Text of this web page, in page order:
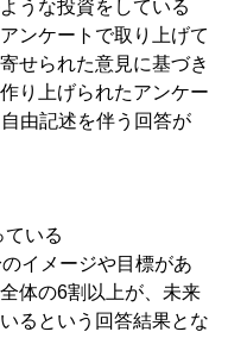
うな投資をしている
ンケートで取り上げて
せられた意見に基づき
り上げられたアンケー
由記述を伴う回答が
いる
イメージや目標があ
体の6割以上が、未来
るという回答結果とな